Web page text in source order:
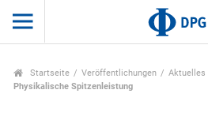
Startseite Veröffentlichungen Aktuelles
Physikalische Spitzenleistung